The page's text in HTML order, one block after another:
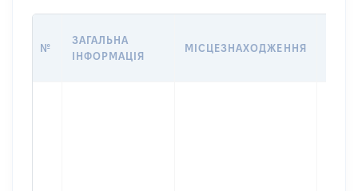
№
ЗАГАЛЬНА
ІНФОРМАЦІЯ
МІСЦЕЗНАХОДЖЕННЯ